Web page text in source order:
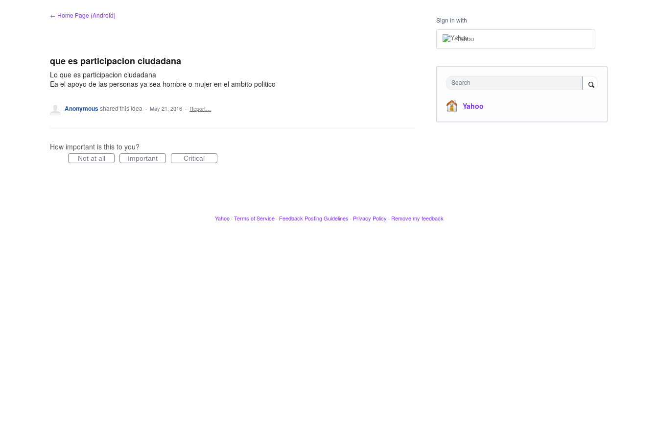
← Home Page (Android)
que es participacion ciudadana
Lo que es participacion ciudadana
Ea el apoyo de las personas ya sea hombre o mujer en el ambito politico
Anonymousshared this idea · May 21, 2016 · Report…
How important is this to you?
Not at all Important Critical
Sign in with
Yahoo
Search
Yahoo
Yahoo · Terms of Service · Feedback Posting Guidelines · Privacy Policy · Remove my feedback